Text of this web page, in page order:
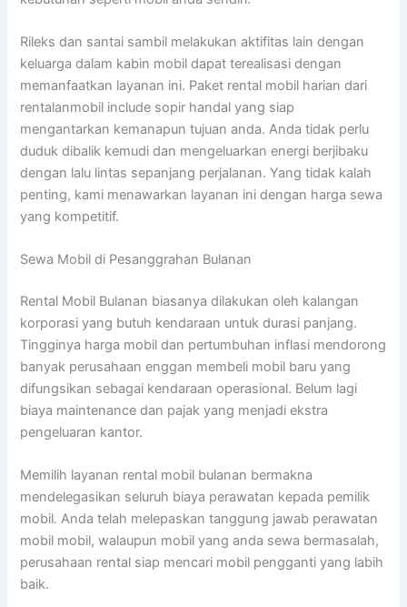
Rileks dan santai sambil melakukan aktifitas lain dengan
keluarga dalam kabin mobil dapat terealisasi dengan
memanfaatkan layanan ini. Paket rental mobil harian dari
rentalanmobil include sopir handal yang siap
mengantarkan kemanapun tujuan anda. Anda tidak perlu
duduk dibalik kemudi dan mengeluarkan energi berjibaku
dengan lalu lintas sepanjang perjalanan. Yang tidak kalah
penting, kami menawarkan layanan ini dengan harga sewa
yang kompetitif.
Sewa Mobil di Pesanggrahan Bulanan
Rental Mobil Bulanan biasanya dilakukan oleh kalangan
korporasi yang butuh kendaraan untuk durasi panjang.
Tingginya harga mobil dan pertumbuhan inflasi mendorong
banyak perusahaan enggan membeli mobil baru yang
difungsikan sebagai kendaraan operasional. Belum lagi
biaya maintenance dan pajak yang menjadi ekstra
pengeluaran kantor.
Memilih layanan rental mobil bulanan bermakna
mendelegasikan seluruh biaya perawatan kepada pemilik
mobil. Anda telah melepaskan tanggung jawab perawatan
mobil mobil, walaupun mobil yang anda sewa bermasalah,
perusahaan rental siap mencari mobil pengganti yang labih
baik.